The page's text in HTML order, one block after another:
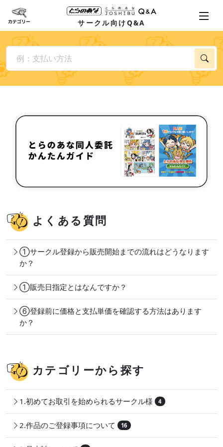
サークル向けQ&A
よくある質問
①サークル登録から販売開始までの流れはどうなります
か？
①販売日指定とはなんですか？
⑥登録前に価格と支払単価を確認する方法はあります
か？
カテゴリーから探す
1.初めてお取引を始められるサークル様 4
2.作品のご登録事項について 16